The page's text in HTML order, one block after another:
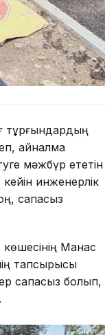
тұрғындардың
айналма
мәжбүр ететін
инженерлік
сапасыз
Манас
тапсырысы
сапасыз болып,